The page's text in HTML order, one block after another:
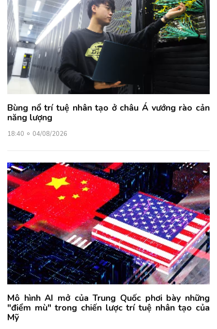
Bùng nổ trí tuệ nhân tạo ở châu Á vướng rào cản
năng lượng
18:40 04/08/2026
Mô hình AI mở của Trung Quốc phơi bày những
"điểm mù" trong chiến lược trí tuệ nhân tạo của
Mỹ